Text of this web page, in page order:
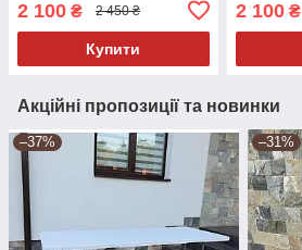
2 100 ₴ 2 450 ₴
Купити
2 100₴
Акційні пропозиції та новинки
–37% –31%